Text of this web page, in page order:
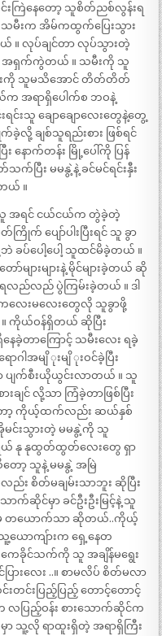
းကြဲနေတော့ သူစိတ်ညစ်လွန်းရ
မီးက အိမ်ကထွက်ပြေးသွား
။ လုပ်ချင်တာ လုပ်သွားတဲ့
အရှက်ကွဲတယ် ။ သမီးကို သူ
ကို သူမသိအောင် တိတ်တိတ်
အရာရှိပေါက်စ ဘဝနဲ့
င်းသူ ချောချောလေးတွေနဲ့တွေ့
က်ခဲ့လို့ ချစ်သူရည်းစား ဖြစ်ရင်
နောက်တန်း မြို့ပေါ်ကို ပြန်
ပြီး မမနွဲ့နဲ့ ခင်မင်ရင်းနှီး
ယ် ။
အရင် ငယ်ငယ်က တွဲခဲ့တဲ့
ြိုက် ပျော်ပါးပြီးရင် သူ ခွာ
ခပ်ပေါ့ပေါ့ သူထင်မိခဲ့တယ် ။
များများနဲ့ မိုင်များခဲ့တယ် ဆို
လည်လည် ပွဲကြမ်းခဲ့တယ် ။ ဒါ
ကလေးမလေးတွေလို သူခွာဖို့
ကိုယ်ဝန်ရှိတယ် ဆိုပြီး
တာကြောင့် သမီးလေး ရခဲ့
ဂါအမျိ ုးမျိ ုးဝင်ခဲ့ပြီး
ာ ပျက်စီးယိုယွင်းလာတယ် ။ သူ
ျင် လို့သာ ကြံခဲ့တာဖြစ်ပြီး
ာ့ ကိုယ့်ထက်လည်း ဆယ်နှစ်
အိုမင်းသွားတဲ့ မမနွဲ့ကို သူ
ယ် နု နုထွတ်ထွတ်လေးတွေ ရှာ
ော့ သူနဲ့ မမနွဲ့ အမြဲ
း စိတ်မချမ်းသာဘူး ဆိုပြီး
က်ဆိုင်မှာ ခင်ဦးဦးမြင့်နဲ့ သူ
ေးမ တယောက်သာ ဆိုတယ်..ကိုယ့်
ယောကျ်ားက ရှေ့နေတ
ေခိုင်သက်ကို သူ အချိန်မရွေး
ြားလေး ..။ စာမလိပ် စိတ်မလာ
တင်းပြည့်ပြည့် တောင့်တောင့်
လပြည့်ဝန်း စားသောက်ဆိုင်က
ာ သူ့လို ရာထူးရှိတဲ့ အရာရှိကြီး